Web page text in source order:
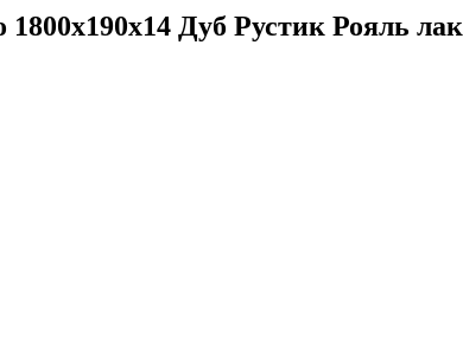
Дуб Рустик Рояль лак